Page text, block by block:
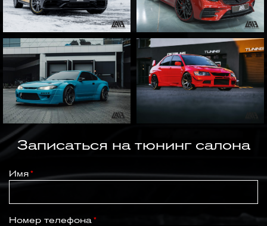
Записаться на тюнинг салона
Имя
Номер телефона